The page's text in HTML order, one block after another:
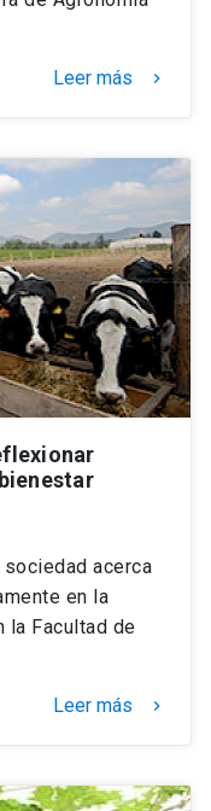
Leer más keyboard_arrow_right
acerca
en la
la Facultad de
Leer más keyboard_arrow_right